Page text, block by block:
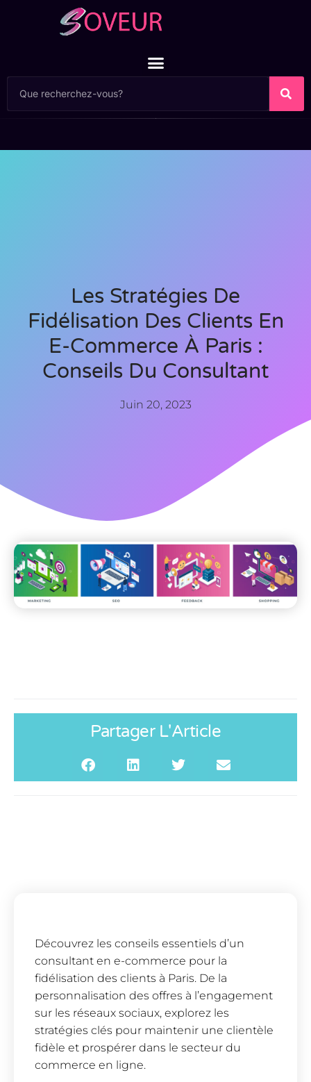
Les Stratégies De
Fidélisation Des Clients En
E-Commerce À Paris :
Conseils Du Consultant
Juin 20, 2023
Partager L'Article
Découvrez les conseils essentiels d’un
consultant en e-commerce pour la
fidélisation des clients à Paris. De la
personnalisation des offres à l’engagement
sur les réseaux sociaux, explorez les
stratégies clés pour maintenir une clientèle
fidèle et prospérer dans le secteur du
commerce en ligne.